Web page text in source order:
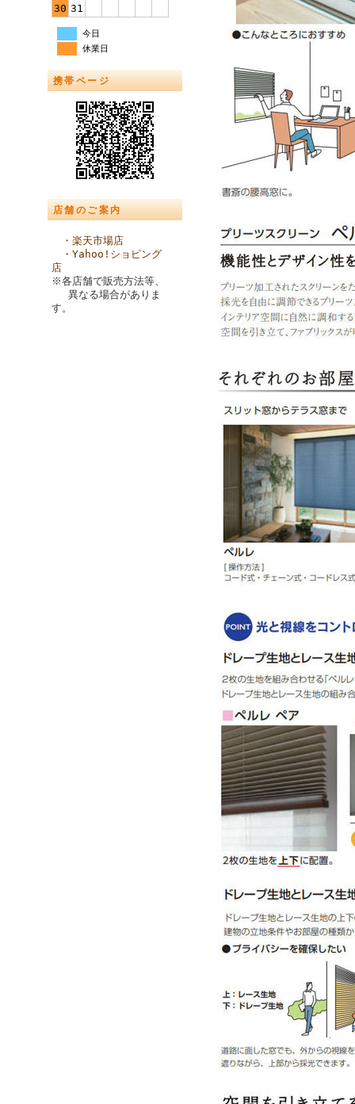
30 31
今日
休業日
携帯ページ
店舗のご案内
・楽天市場店
・Yahoo!ショピング
店
※各店舗で販売方法等、
異なる場合がありま
す。